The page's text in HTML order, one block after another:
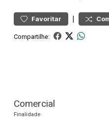
Favoritar |
Compartilhe:
Comercial
Finalidade